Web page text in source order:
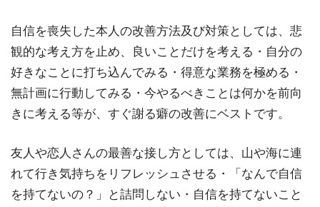
自信を喪失した本人の改善方法及び対策としては、悲
観的な考え方を止め、良いことだけを考える・自分の
好きなことに打ち込んでみる・得意な業務を極める・
無計画に行動してみる・今やるべきことは何かを前向
きに考える等が、すぐ謝る癖の改善にベストです。
友人や恋人さんの最善な接し方としては、山や海に連
れて行き気持ちをリフレッシュさせる・「なんで自信
を持てないの？」と詰問しない・自信を持てないこと